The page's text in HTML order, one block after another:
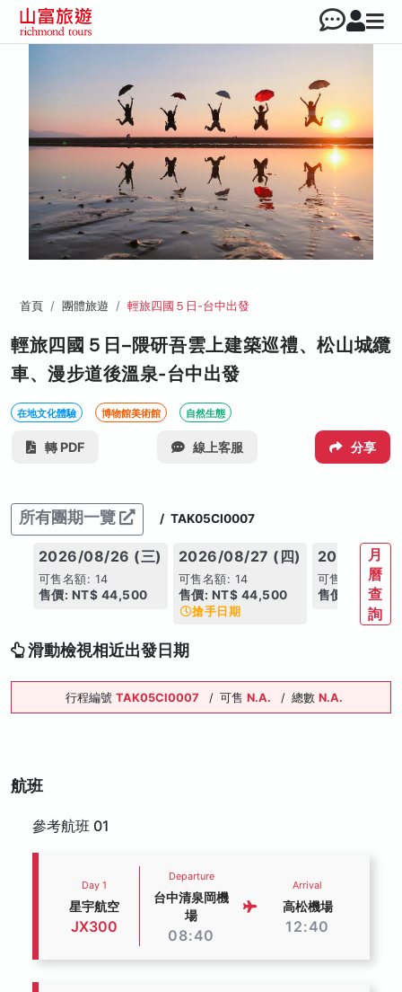
首頁 團體旅遊 輕旅四國５日-台中出發
輕旅四國５日–隈研吾雲上建築巡禮、松山城纜
車、漫步道後溫泉-台中出發
在地文化體驗 博物館美術館 自然生態
轉 PDF 線上客服 分享
所有團期一覽 / TAK05CI0007
2026/08/26 (三)
可售名額: 14
售價: NT$ 44,500
2026/08/27 (四)
可售名額: 14
售價: NT$ 44,500
搶手日期
2026/09/
可售名額: 14
售價: NT$
月
曆
查
詢
滑動檢視相近出發日期
行程編號 TAK05CI0007 / 可售 N.A. / 總數 N.A.
航班
參考航班 01
Day 1
星宇航空
JX300
Departure
台中清泉岡機
場
08:40
Arrival
高松機場
12:40